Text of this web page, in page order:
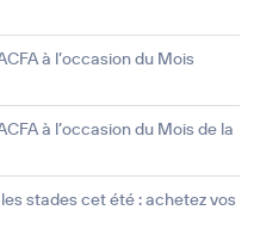
à l’occasion du Mois
à l’occasion du Mois de la
stades cet été : achetez vos